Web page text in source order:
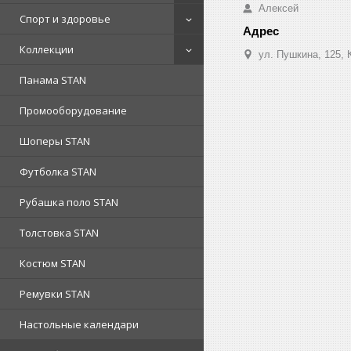
Спорт и здоровье
Коллекции
Панама STAN
Промооборудование
Шоперы STAN
Футболка STAN
Рубашка поло STAN
Толстовка STAN
Костюм STAN
Ремувки STAN
Настольные календари
Алексей
ул. Пушкина, 125,